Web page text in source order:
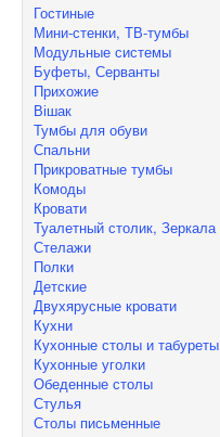
Гостиные
Мини-стенки, ТВ-тумбы
Модульные системы
Буфеты, Серванты
Прихожие
Вішак
Тумбы для обуви
Спальни
Прикроватные тумбы
Комоды
Кровати
Туалетный столик, Зеркала
Стелажи
Полки
Детские
Двухярусные кровати
Кухни
Кухонные столы и табуреты
Кухонные уголки
Обеденные столы
Стулья
Столы письменные